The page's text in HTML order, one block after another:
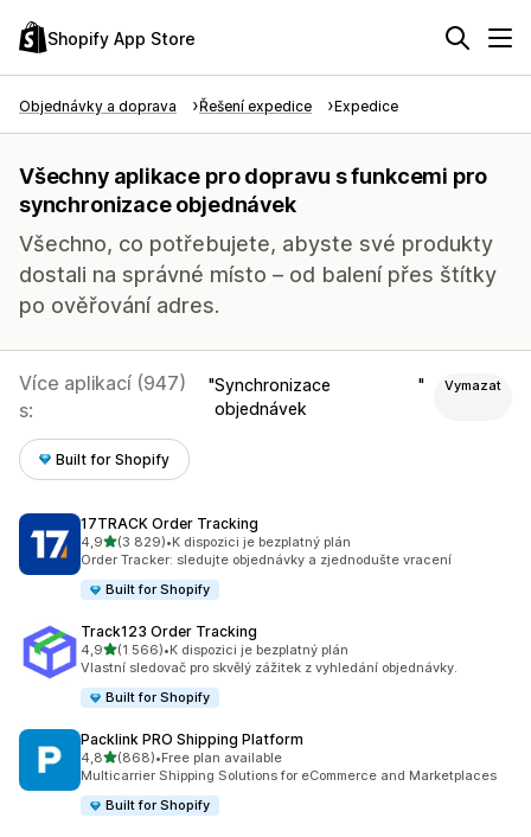
Shopify App Store
Objednávky a doprava Řešení expedice Expedice
Všechny aplikace pro dopravu s funkcemi pro
synchronizace objednávek
Všechno, co potřebujete, abyste své produkty
dostali na správné místo – od balení přes štítky
po ověřování adres.
Více aplikací (947)
s:
Synchronizace
objednávek
Vymazat
Built for Shopify
17TRACK Order Tracking
4,9z 5 hvězd
(3 829)
Celkový počet recenzí: 3829
•K dispozici je bezplatný plán
Order Tracker: sledujte objednávky a zjednodušte vracení
Built for Shopify
Track123 Order Tracking
4,9z 5 hvězd
(1 566)
Celkový počet recenzí: 1566
•K dispozici je bezplatný plán
Vlastní sledovač pro skvělý zážitek z vyhledání objednávky.
Built for Shopify
Packlink PRO Shipping Platform
4,8z 5 hvězd
(868)
Celkový počet recenzí: 868
•Free plan available
Multicarrier Shipping Solutions for eCommerce and Marketplaces
Built for Shopify